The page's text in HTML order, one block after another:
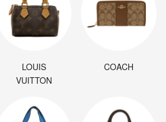
LOUIS
VUITTON
COACH